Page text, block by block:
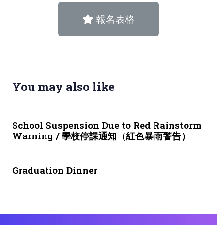
報名表格
You may also like
School Suspension Due to Red Rainstorm
Warning / 學校停課通知（紅色暴雨警告）
Graduation Dinner